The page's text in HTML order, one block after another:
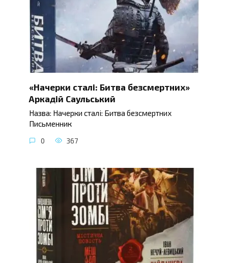
«Начерки сталі: Битва безсмертних»
Аркадій Саульський
Назва: Начерки сталі: Битва безсмертних
Письменник
0 367